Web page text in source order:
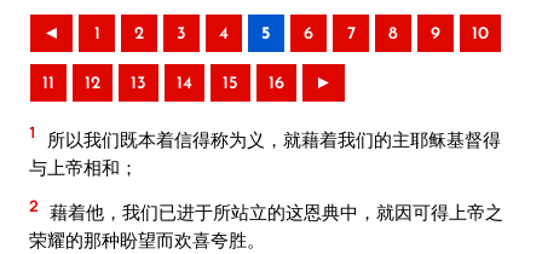
◄ 1 2 3 4 5 6 7 8 9 10
11 12 13 14 15 16 ►
1
所以我们既本着信得称为义，就藉着我们的主耶稣基督得
与上帝相和；
2 藉着他，我们已进于所站立的这恩典中，就因可得上帝之
荣耀的那种盼望而欢喜夸胜。